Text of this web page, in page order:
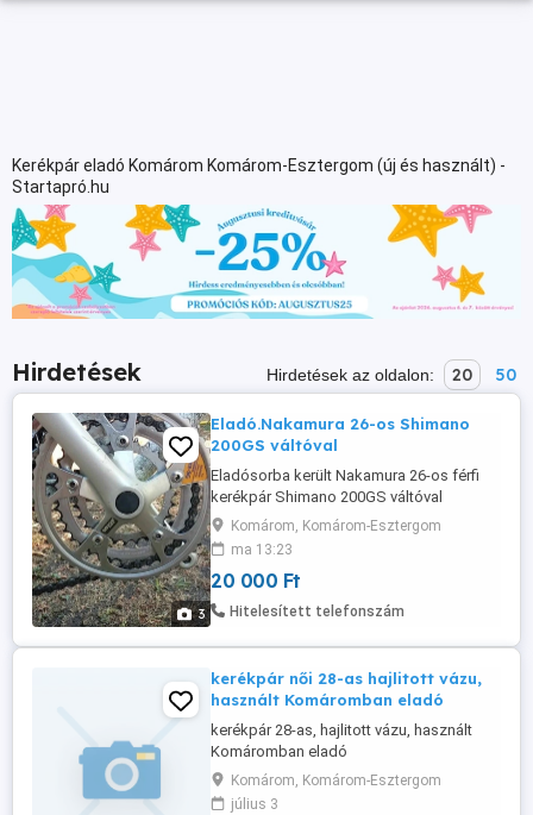
Kerékpár eladó Komárom Komárom-Esztergom (új és használt) -
Startapró.hu
Hirdetések Hirdetések az oldalon: 20 50
3
Eladó.Nakamura 26-os Shimano
200GS váltóval
Eladósorba került Nakamura 26-os férfi
kerékpár Shimano 200GS váltóval
mérethiba miatt. Jó állapotban van,
tökéletessen működik. Ára 20 000 ft
komárombol rögtön vihetö.Csak
telefonon érdeklödjön.0670 277-6990.
Komárom, Komárom-Esztergom
ma 13:23
20 000 Ft
Hitelesített telefonszám
kerékpár női 28-as hajlitott vázu,
használt Komáromban eladó
kerékpár 28-as, hajlitott vázu, használt
Komáromban eladó
Komárom, Komárom-Esztergom
július 3